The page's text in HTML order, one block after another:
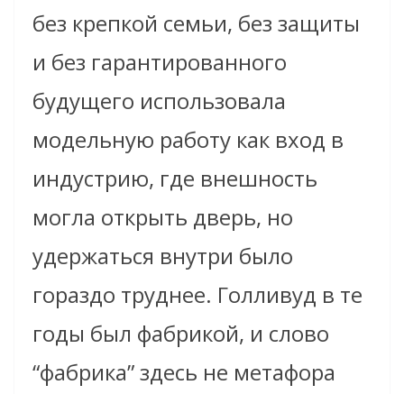
без крепкой семьи, без защиты
и без гарантированного
будущего использовала
модельную работу как вход в
индустрию, где внешность
могла открыть дверь, но
удержаться внутри было
гораздо труднее. Голливуд в те
годы был фабрикой, и слово
“фабрика” здесь не метафора